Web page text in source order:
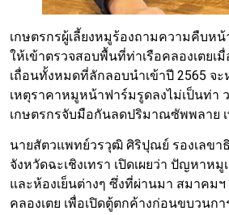
เกษตรกรผู้เลี้ยงหมูร้องถามความคืบห
ให้เข้าตรวจสอบพื้นที่ท่าเรือคลองเตย
เถื่อนทั้งหมดที่ลักลอบนำเข้าปี 2565 จ
เหตุราคาหมูหน้าฟาร์มรูดลงไม่เป็นท่
เกษตรกรจับมือกันลดปริมาณซัพพลาย
นายสัตวแพทย์วรวุฒิ ศิริปุณย์ รองเลขา
จังหวัดฉะเชิงเทรา เปิดเผยว่า ปัญหาห
และห้องเย็นต่างๆ ซึ่งที่ผ่านมา สมาคม
คลองเตย เพื่อเปิดตู้ตกค้างก่อนขบวนก